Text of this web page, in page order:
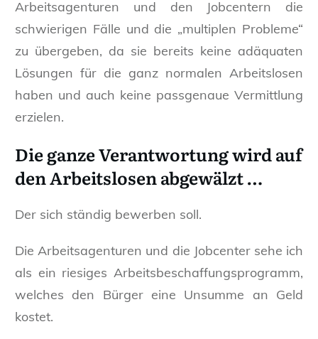
Arbeitsagenturen und den Jobcentern die
schwierigen Fälle und die „multiplen Probleme“
zu übergeben, da sie bereits keine adäquaten
Lösungen für die ganz normalen Arbeitslosen
haben und auch keine passgenaue Vermittlung
erzielen.
Die ganze Verantwortung wird auf
den Arbeitslosen abgewälzt …
Der sich ständig bewerben soll.
Die Arbeitsagenturen und die Jobcenter sehe ich
als ein riesiges Arbeitsbeschaffungsprogramm,
welches den Bürger eine Unsumme an Geld
kostet.